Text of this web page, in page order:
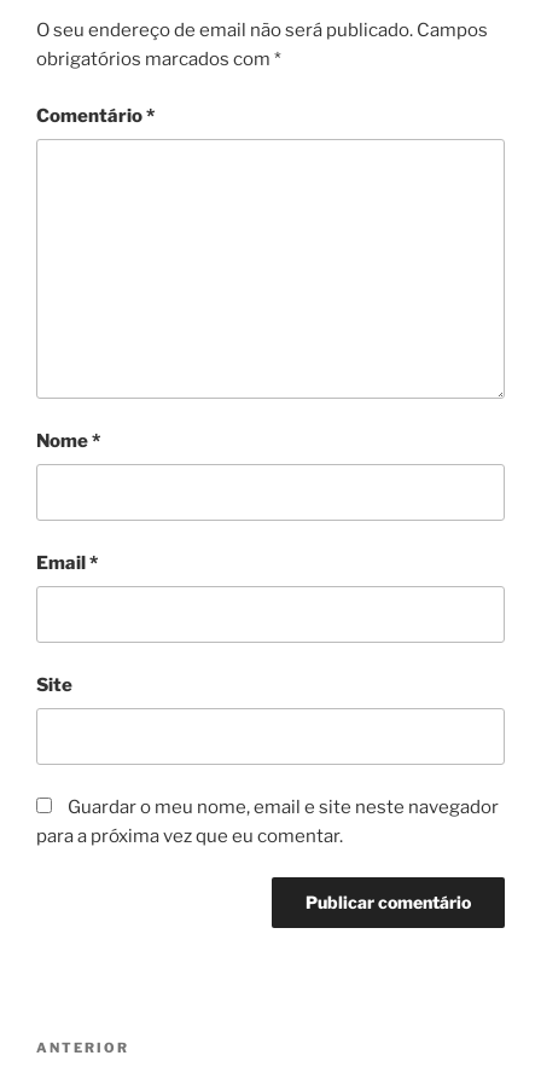
O seu endereço de email não será publicado. Campos
obrigatórios marcados com *
Comentário*
Nome*
Email*
Site
Guardar o meu nome, email e site neste navegador
para a próxima vez que eu comentar.
Navegação
Conteúdo
ANTERIOR